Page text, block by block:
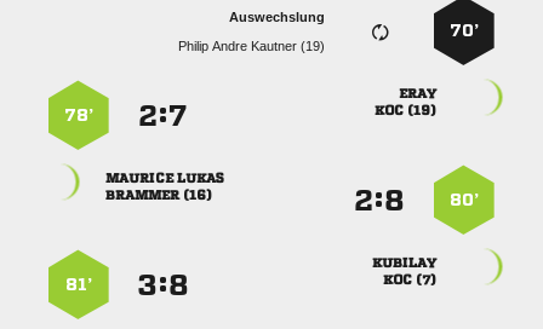
70’
Auswechslung
   

 
:
78’
80’
:
 
 

 
:
81’